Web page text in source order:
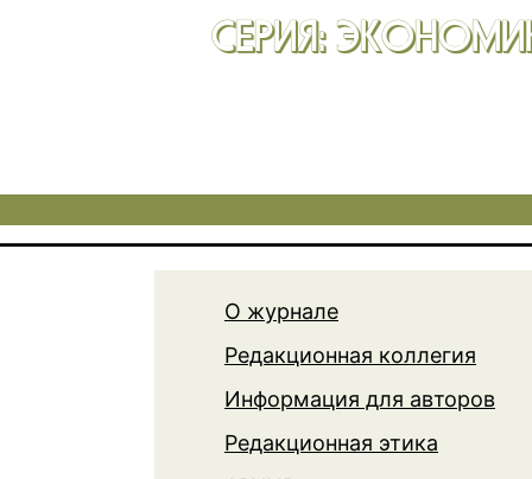
СЕРИЯ:
О журнале
Редакционная коллегия
Информация для авторов
Редакционная этика